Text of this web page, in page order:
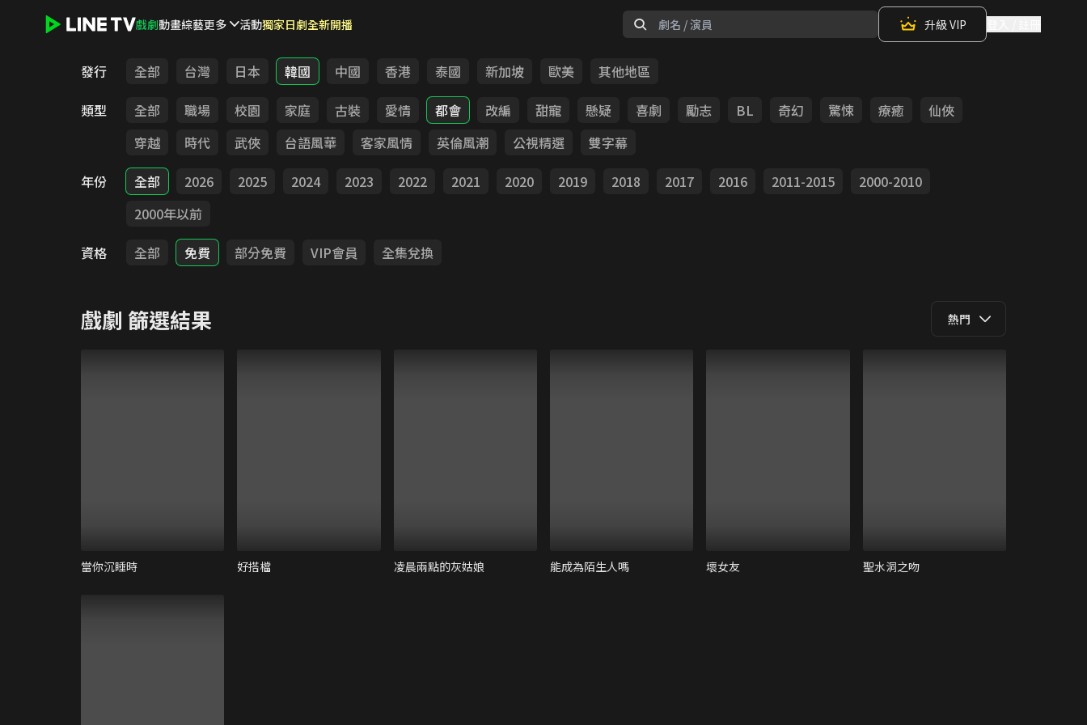
戲劇動畫綜藝更多 活動獨家日劇全新開播 升級 VIP
發行 全部 台灣 日本 韓國 中國 香港 泰國 新加坡 歐美
其他地區
類型
全部 職場 校園 家庭 古裝 愛情 都會 改編 甜寵 懸疑 喜劇 勵志 BL 奇幻 驚悚 療癒
仙俠
穿越
時代 武俠 台語風華 客家風情 英倫風潮 公視精選
雙字幕
年份
全部 2026 2025 2024 2023 2022 2021 2020 2019 2018 2017 2016 2011-2015
2000-2010
2000年以前
資格
全部 免費 部分免費 VIP會員 全集兌換
戲劇 篩選結果 熱門
當你沉睡時 好搭檔 凌晨兩點的灰姑娘 能成為陌生人嗎 壞女友 聖水洞之吻